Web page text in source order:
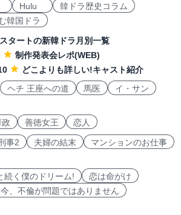
Hulu
韓ドラ歴史コラム
韓国ドラ
タートの新韓ドラ月別一覧
制作発表会レポ(WEB)
どこよりも詳しい!キャスト紹介
ヘチ 王座への道 馬医
イ・サン
善徳女王 恋人
事2 夫婦の結末
マンションのお仕事
続く僕のドリーム!
恋は命がけ
今、不倫が問題ではありません